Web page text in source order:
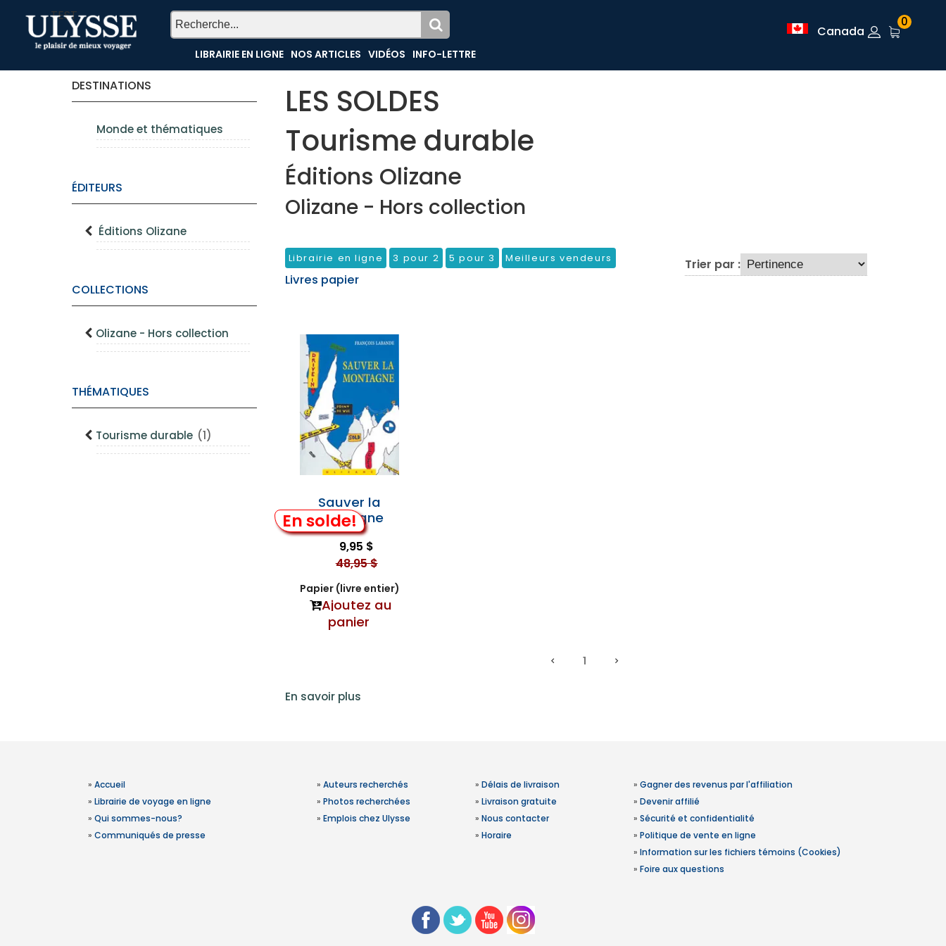
TEST
LIBRAIRIE EN LIGNE NOS ARTICLES VIDÉOS INFO-LETTRE
Canada
0
DESTINATIONS
Monde et thématiques
ÉDITEURS
Éditions Olizane
COLLECTIONS
Olizane - Hors collection
THÉMATIQUES
Tourisme durable (1)
LES SOLDES
Tourisme durable
Éditions Olizane
Olizane - Hors collection
Librairie en ligne 3 pour 2 5 pour 3 Meilleurs vendeurs
Livres papier
Trier par :
En solde!
Sauver la
Montagne
9,95 $
48,95 $
Papier (livre entier)
Ajoutez au
panier
1
En savoir plus
» Accueil
» Librairie de voyage en ligne
» Qui sommes-nous?
» Communiqués de presse
» Auteurs recherchés
» Photos recherchées
» Emplois chez Ulysse
» Délais de livraison
» Livraison gratuite
» Nous contacter
» Horaire
» Gagner des revenus par l'affiliation
» Devenir affilié
» Sécurité et confidentialité
» Politique de vente en ligne
» Information sur les fichiers témoins (Cookies)
» Foire aux questions